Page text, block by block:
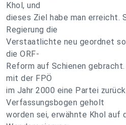
Khol, und
dieses Ziel habe man erreicht.
Regierung die
Verstaatlichte neu geordnet
die ORF-
Reform auf Schienen
mit der FPÖ
im Jahr 2000 eine Partei
Verfassungsbogen geholt
worden sei, erwähnte Khol auf